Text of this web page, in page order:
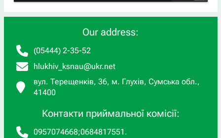
Our address:
(05444) 2-35-52
hlukhiv_ksnau@ukr.net
вул. Терещенків, 36, м. Глухів, Сумська обл.,
41400
Контакти приймальної комісії:
0957074668;0684817551 .